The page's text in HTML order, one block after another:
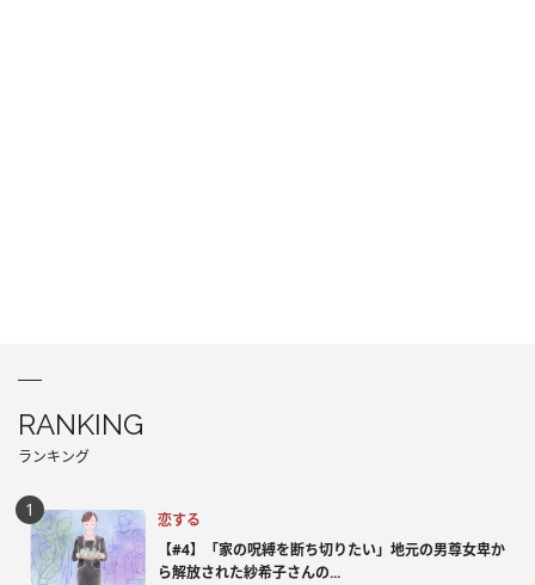
RANKING
ランキング
恋する
【#4】「家の呪縛を断ち切りたい」地元の男尊女卑か
ら解放された紗希子さんの...